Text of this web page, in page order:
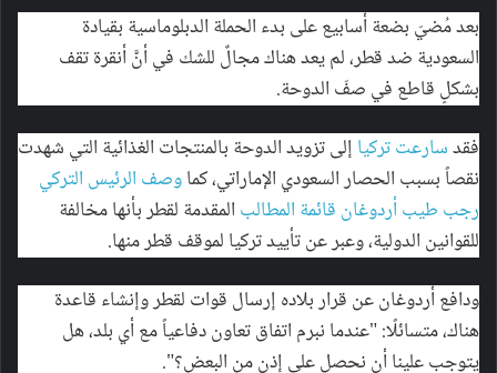
بعد مُضيّ بضعة أسابيع على بدء الحملة الدبلوماسية بقيادة
السعودية ضد قطر، لم يعد هناك مجالٌ للشك في أنَّ أنقرة تقف
بشكلٍ قاطع في صفّ الدوحة.
فقدسارعت تركيا إلى تزويد الدوحة بالمنتجات الغذائية التي شهدت
نقصاً بسبب الحصار السعودي الإماراتي، كماوصف الرئيس التركي
رجب طيب أردوغان قائمة المطالب المقدمة لقطر بأنها مخالفة
للقوانين الدولية، وعبر عن تأييد تركيا لموقف قطر منها.
ودافع أردوغان عن قرار بلاده إرسال قوات لقطر وإنشاء قاعدة
هناك، متسائلًا: "عندما نبرم اتفاق تعاون دفاعياً مع أي بلد، هل
يتوجب علينا أن نحصل على إذن من البعض؟".